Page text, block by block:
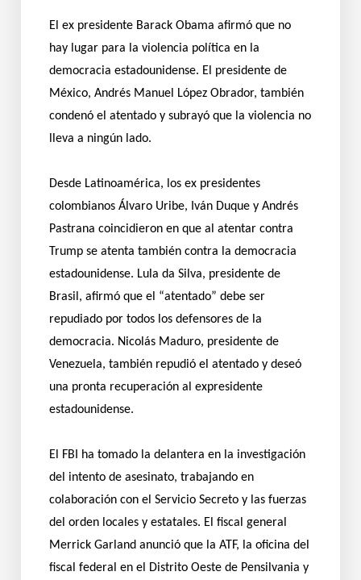
El ex presidente Barack Obama afirmó que no
hay lugar para la violencia política en la
democracia estadounidense. El presidente de
México, Andrés Manuel López Obrador, también
condenó el atentado y subrayó que la violencia no
lleva a ningún lado.
Desde Latinoamérica, los ex presidentes
colombianos Álvaro Uribe, Iván Duque y Andrés
Pastrana coincidieron en que al atentar contra
Trump se atenta también contra la democracia
estadounidense. Lula da Silva, presidente de
Brasil, afirmó que el “atentado” debe ser
repudiado por todos los defensores de la
democracia. Nicolás Maduro, presidente de
Venezuela, también repudió el atentado y deseó
una pronta recuperación al expresidente
estadounidense.
El FBI ha tomado la delantera en la investigación
del intento de asesinato, trabajando en
colaboración con el Servicio Secreto y las fuerzas
del orden locales y estatales. El fiscal general
Merrick Garland anunció que la ATF, la oficina del
fiscal federal en el Distrito Oeste de Pensilvania y